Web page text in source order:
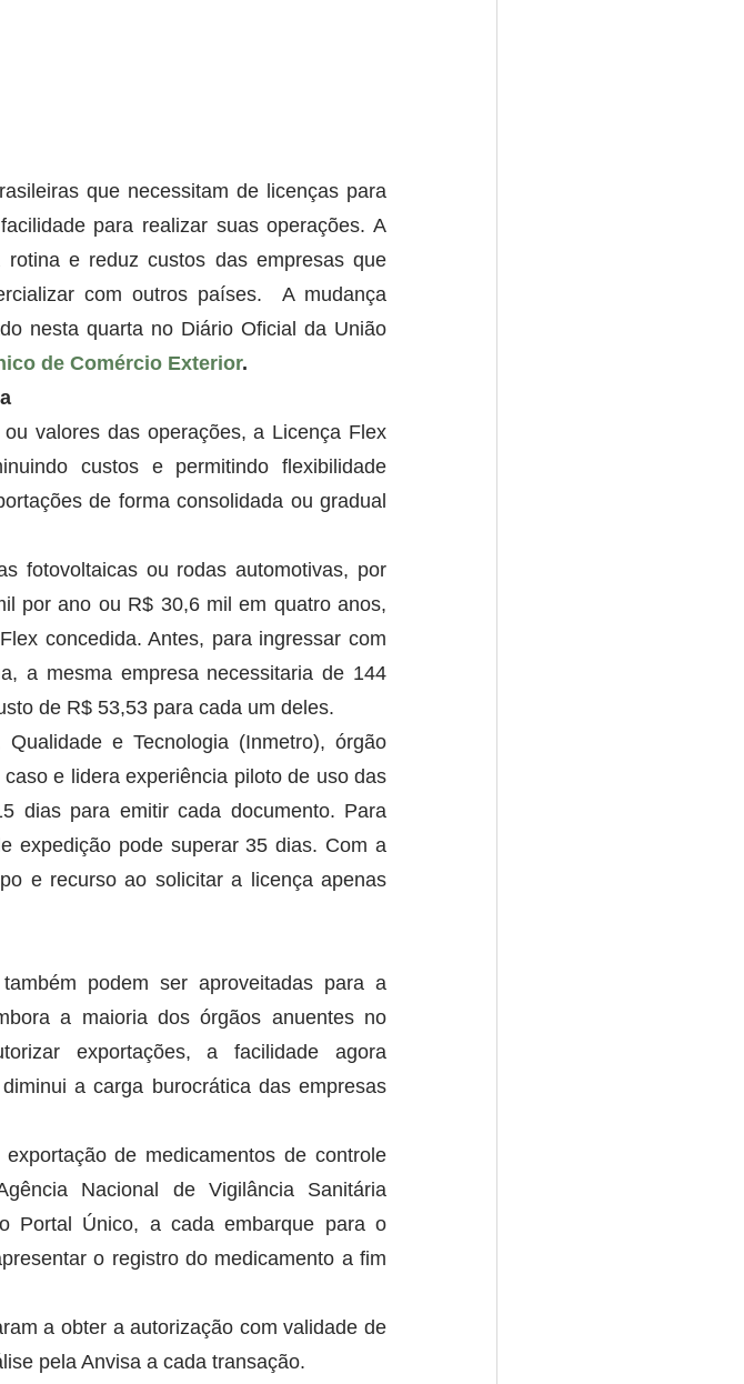
que necessitam de licenças para
para realizar suas operações. A
e reduz custos das empresas que
com outros países.  A mudança
nesta quarta no Diário Oficial da União
de Comércio Exterior.
valores das operações, a Licença Flex
custos e permitindo flexibilidade
de forma consolidada ou gradual
fotovoltaicas ou rodas automotivas, por
por ano ou R$ 30,6 mil em quatro anos,
concedida. Antes, para ingressar com
a mesma empresa necessitaria de 144
de R$ 53,53 para cada um deles.
e Tecnologia (Inmetro), órgão
e lidera experiência piloto de uso das
dias para emitir cada documento. Para
expedição pode superar 35 dias. Com a
e recurso ao solicitar a licença apenas
podem ser aproveitadas para a
a maioria dos órgãos anuentes no
exportações, a facilidade agora
a carga burocrática das empresas
de medicamentos de controle
Nacional de Vigilância Sanitária
Portal Único, a cada embarque para o
o registro do medicamento a fim
a obter a autorização com validade de
pela Anvisa a cada transação.